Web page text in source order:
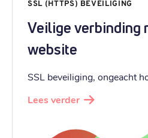
SSL (HTTPS) BEVEILIGING
Veilige verbinding
website
SSL beveiliging, ongeacht
Lees verder